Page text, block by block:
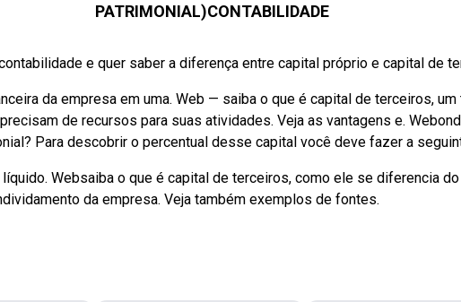
PATRIMONIAL)CONTABILIDADE
e quer saber a diferença entre capital próprio e capital de
da empresa em uma. Web — saiba o que é capital de terceiros,
de recursos para suas atividades. Veja as vantagens e.
Para descobrir o percentual desse capital você deve fazer a
Websaiba o que é capital de terceiros, como ele se diferencia
da empresa. Veja também exemplos de fontes.